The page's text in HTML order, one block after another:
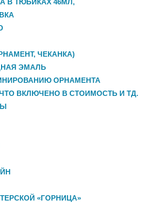
В ТЮБИКАХ 46МЛ,
ЧЕКАНКА)
ЭМАЛЬ
ОРНАМЕНТА
ВКЛЮЧЕНО В СТОИМОСТЬ И ТД.
«ГОРНИЦА»